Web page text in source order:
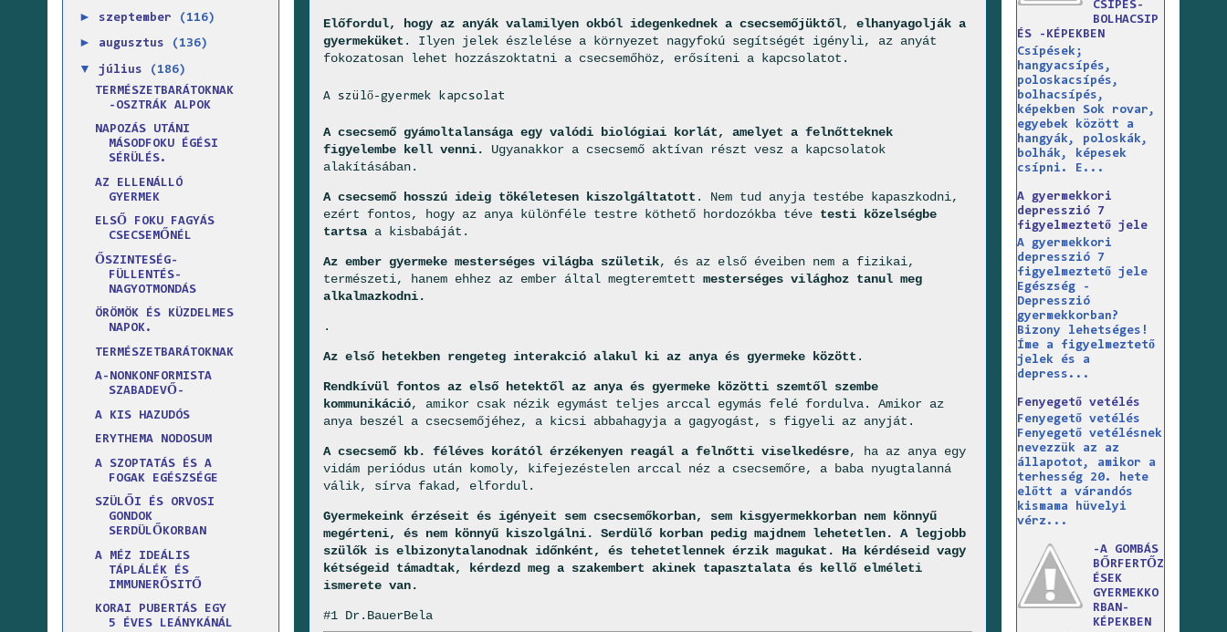
Előfordul, hogy az anyák valamilyen okból idegenkednek a csecsemőjüktől, elhanyagolják a
gyermeküket . Ilyen jelek észlelése a környezet nagyfokú segítségét igényli, az anyát
fokozatosan lehet hozzászoktatni a csecsemőhöz, erősíteni a kapcsolatot.
A szülő-gyermek kapcsolat
A csecsemő gyámoltalansága egy valódi biológiai korlát, amelyet a felnőtteknek
figyelembe kell venni.
Ugyanakkor a csecsemő aktívan részt vesz a kapcsolatok
alakításában.
A csecsemő hosszú ideig tökéletesen kiszolgáltatott . Nem tud anyja testébe kapaszkodni,
ezért fontos, hogy az anya különféle testre köthető hordozókba téve testi közelségbe
tartsa a kisbabáját.
Az ember gyermeke mesterséges világba születik, és az első éveiben nem a fizikai,
természeti, hanem ehhez az ember által megteremtett mesterséges világhoz tanul meg
alkalmazkodni.
.
Az első hetekben rengeteg interakció alakul ki az anya és gyermeke között .
Rendkívül fontos az első hetektől az anya és gyermeke közötti szemtől szembe
kommunikáció, amikor csak nézik egymást teljes arccal egymás felé fordulva. Amikor az
anya beszél a csecsemőjéhez, a kicsi abbahagyja a gagyogást, s figyeli az anyját.
A csecsemő kb. féléves korától érzékenyen reagál a felnőtti viselkedésre, ha az anya egy
vidám periódus után komoly, kifejezéstelen arccal néz a csecsemőre, a baba nyugtalanná
válik, sírva fakad, elfordul.
Gyermekeink érzéseit és igényeit sem csecsemőkorban, sem kisgyermekkorban nem könnyű
megérteni, és nem könnyű kiszolgálni. Serdülő korban pedig majdnem lehetetlen. A legjobb
szülők is elbizonytalanodnak időnként, és tehetetlennek érzik magukat. Ha kérdéseid vagy
kétségeid támadtak, kérdezd meg a szakembert akinek tapasztalata és kellő elméleti
ismerete van.
#1 Dr.BauerBela
► szeptember (116)
► augusztus (136)
▼ július
(186)
TERMÉSZETBARÁTOKNAK
-OSZTRÁK ALPOK
NAPOZÁS UTÁNI
MÁSODFOKU ÉGÉSI
SÉRÜLÉS.
AZ ELLENÁLLÓ
GYERMEK
ELSŐ FOKU FAGYÁS
CSECSEMŐNÉL
ŐSZINTESÉG-
FÜLLENTÉS-
NAGYOTMONDÁS
ÖRÖMÖK ÉS KÜZDELMES
NAPOK.
TERMÉSZETBARÁTOKNAK
A-NONKONFORMISTA
SZABADEVŐ-
A KIS HAZUDÓS
ERYTHEMA NODOSUM
A SZOPTATÁS ÉS A
FOGAK EGÉSZSÉGE
SZÜLŐI ÉS ORVOSI
GONDOK
SERDÜLŐKORBAN
A MÉZ IDEÁLIS
TÁPLÁLÉK ÉS
IMMUNERŐSITŐ
KORAI PUBERTÁS EGY
5 ÉVES LEÁNYKÁNÁL
CSIPÉS-
BOLHACSIP
ÉS -KÉPEKBEN
Csípések;
hangyacsípés,
poloskacsípés,
bolhacsípés,
képekben Sok rovar,
egyebek között a
hangyák, poloskák,
bolhák, képesek
csípni. E...
A gyermekkori
depresszió 7
figyelmeztető jele
A gyermekkori
depresszió 7
figyelmeztető jele
Egészség -
Depresszió
gyermekkorban?
Bizony lehetséges!
Íme a figyelmeztető
jelek és a
depress...
Fenyegető vetélés
Fenyegető vetélés
Fenyegető vetélésnek
nevezzük az az
állapotot, amikor a
terhesség 20. hete
előtt a várandós
kismama hüvelyi
vérz...
-A GOMBÁS
BŐRFERTŐZ
ÉSEK
GYERMEKKO
RBAN-
KÉPEKBEN